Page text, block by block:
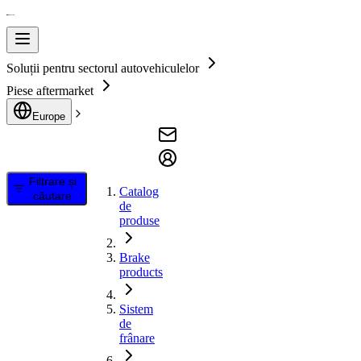
Soluții pentru sectorul autovehiculelor
Piese aftermarket
Europe
Filtrare și
căutare
Catalog
de
produse
Brake
products
Sistem
de
frânare